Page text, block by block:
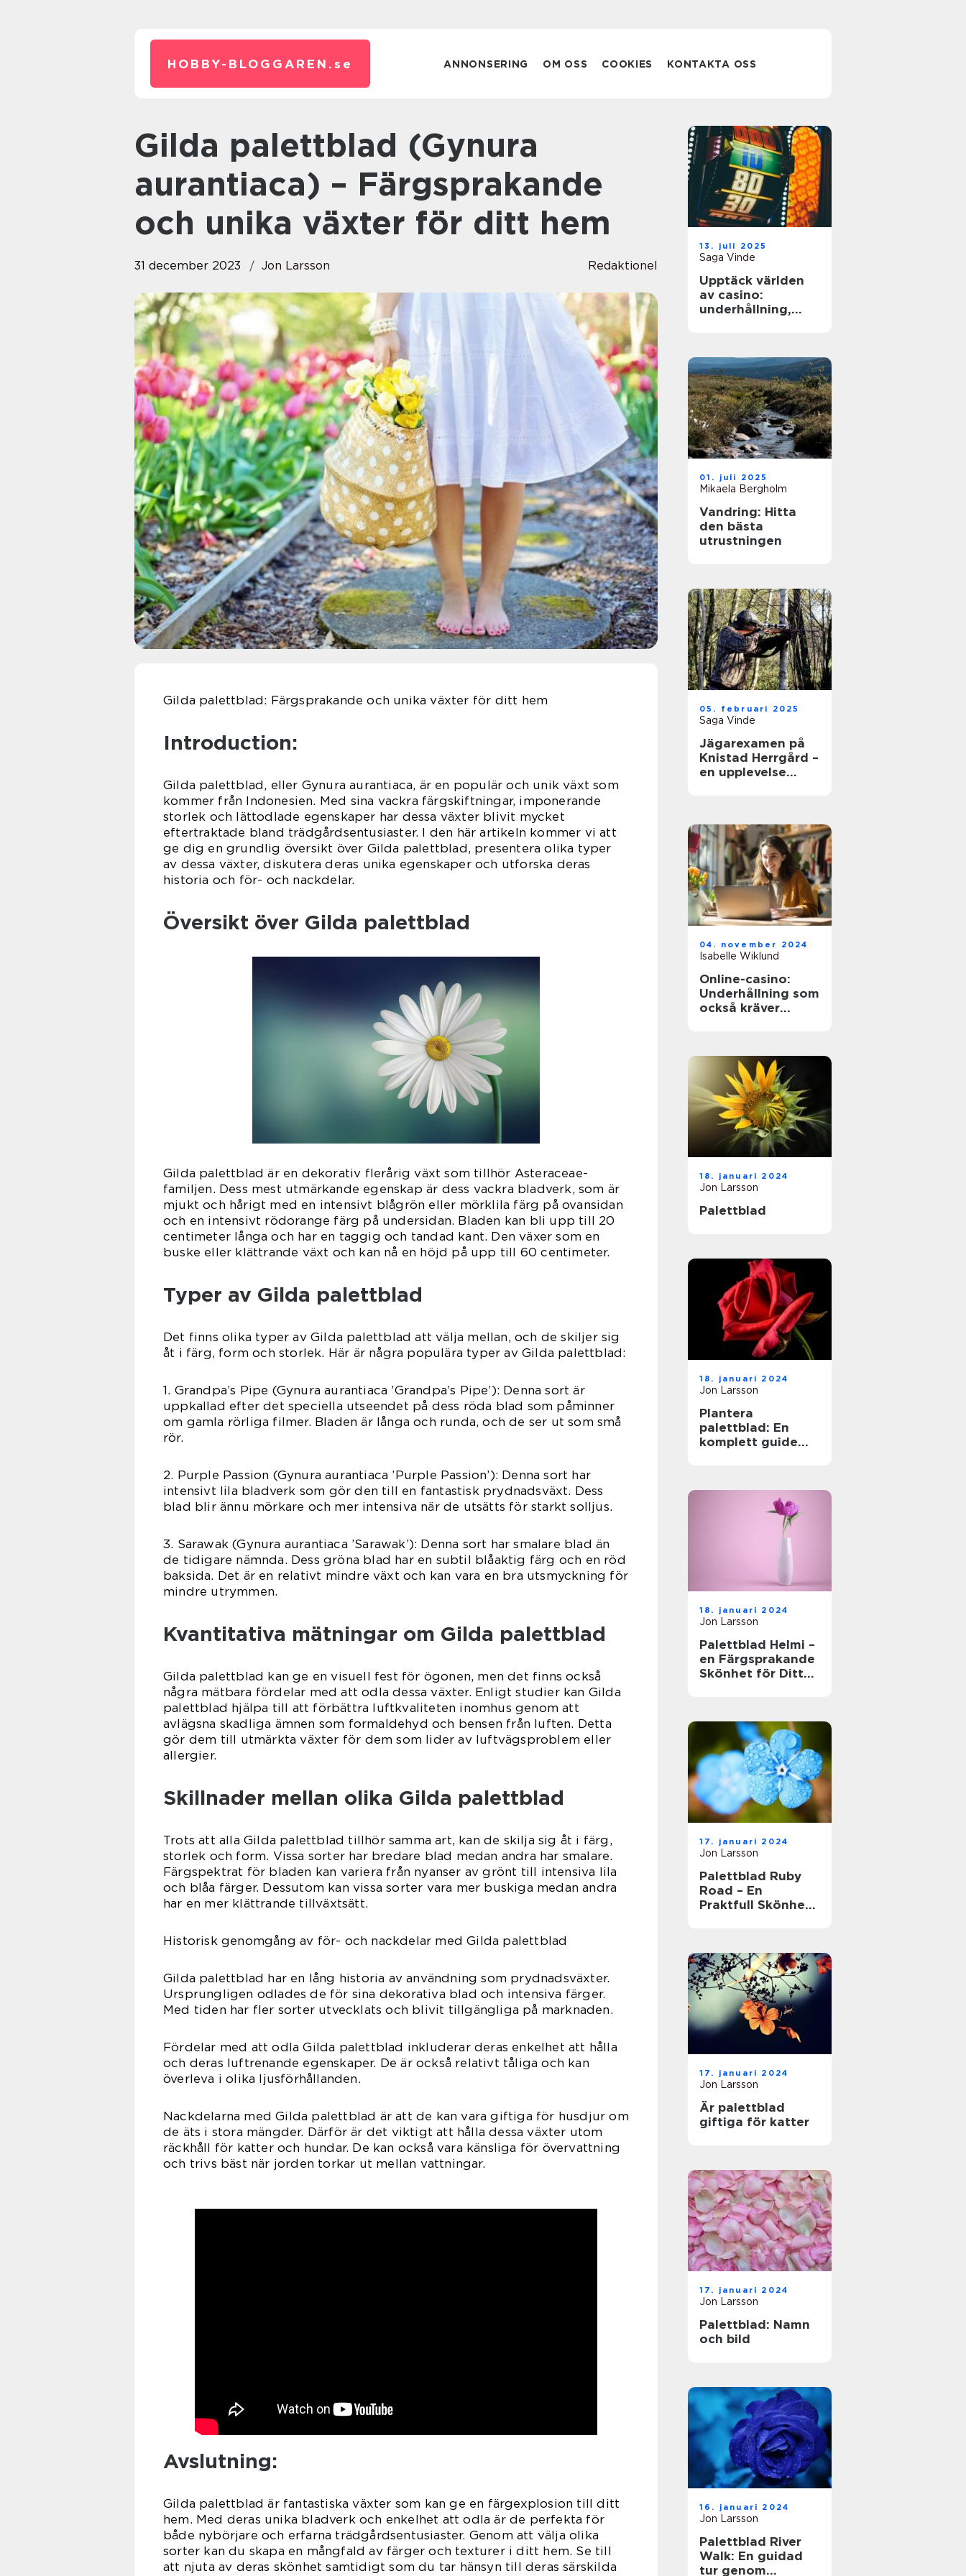
HOBBY-BLOGGAREN. se ANNONSERING OM OSS COOKIES KONTAKTA OSS
Gilda palettblad (Gynura
aurantiaca) – Färgsprakande
och unika växter för ditt hem
31 december 2023 Jon Larsson Redaktionel
Gilda palettblad: Färgsprakande och unika växter för ditt hem
Introduction:
Gilda palettblad, eller Gynura aurantiaca, är en populär och unik växt som
kommer från Indonesien. Med sina vackra färgskiftningar, imponerande
storlek och lättodlade egenskaper har dessa växter blivit mycket
eftertraktade bland trädgårdsentusiaster. I den här artikeln kommer vi att
ge dig en grundlig översikt över Gilda palettblad, presentera olika typer
av dessa växter, diskutera deras unika egenskaper och utforska deras
historia och för- och nackdelar.
Översikt över Gilda palettblad
Gilda palettblad är en dekorativ flerårig växt som tillhör Asteraceae-
familjen. Dess mest utmärkande egenskap är dess vackra bladverk, som är
mjukt och hårigt med en intensivt blågrön eller mörklila färg på ovansidan
och en intensivt rödorange färg på undersidan. Bladen kan bli upp till 20
centimeter långa och har en taggig och tandad kant. Den växer som en
buske eller klättrande växt och kan nå en höjd på upp till 60 centimeter.
Typer av Gilda palettblad
Det finns olika typer av Gilda palettblad att välja mellan, och de skiljer sig
åt i färg, form och storlek. Här är några populära typer av Gilda palettblad:
1. Grandpa’s Pipe (Gynura aurantiaca ’Grandpa’s Pipe’): Denna sort är
uppkallad efter det speciella utseendet på dess röda blad som påminner
om gamla rörliga filmer. Bladen är långa och runda, och de ser ut som små
rör.
2. Purple Passion (Gynura aurantiaca ’Purple Passion’): Denna sort har
intensivt lila bladverk som gör den till en fantastisk prydnadsväxt. Dess
blad blir ännu mörkare och mer intensiva när de utsätts för starkt solljus.
3. Sarawak (Gynura aurantiaca ’Sarawak’): Denna sort har smalare blad än
de tidigare nämnda. Dess gröna blad har en subtil blåaktig färg och en röd
baksida. Det är en relativt mindre växt och kan vara en bra utsmyckning för
mindre utrymmen.
Kvantitativa mätningar om Gilda palettblad
Gilda palettblad kan ge en visuell fest för ögonen, men det finns också
några mätbara fördelar med att odla dessa växter. Enligt studier kan Gilda
palettblad hjälpa till att förbättra luftkvaliteten inomhus genom att
avlägsna skadliga ämnen som formaldehyd och bensen från luften. Detta
gör dem till utmärkta växter för dem som lider av luftvägsproblem eller
allergier.
Skillnader mellan olika Gilda palettblad
Trots att alla Gilda palettblad tillhör samma art, kan de skilja sig åt i färg,
storlek och form. Vissa sorter har bredare blad medan andra har smalare.
Färgspektrat för bladen kan variera från nyanser av grönt till intensiva lila
och blåa färger. Dessutom kan vissa sorter vara mer buskiga medan andra
har en mer klättrande tillväxtsätt.
Historisk genomgång av för- och nackdelar med Gilda palettblad
Gilda palettblad har en lång historia av användning som prydnadsväxter.
Ursprungligen odlades de för sina dekorativa blad och intensiva färger.
Med tiden har fler sorter utvecklats och blivit tillgängliga på marknaden.
Fördelar med att odla Gilda palettblad inkluderar deras enkelhet att hålla
och deras luftrenande egenskaper. De är också relativt tåliga och kan
överleva i olika ljusförhållanden.
Nackdelarna med Gilda palettblad är att de kan vara giftiga för husdjur om
de äts i stora mängder. Därför är det viktigt att hålla dessa växter utom
räckhåll för katter och hundar. De kan också vara känsliga för övervattning
och trivs bäst när jorden torkar ut mellan vattningar.
Avslutning:
Gilda palettblad är fantastiska växter som kan ge en färgexplosion till ditt
hem. Med deras unika bladverk och enkelhet att odla är de perfekta för
både nybörjare och erfarna trädgårdsentusiaster. Genom att välja olika
sorter kan du skapa en mångfald av färger och texturer i ditt hem. Se till
att njuta av deras skönhet samtidigt som du tar hänsyn till deras särskilda
13. juli 2025
Saga Vinde
Upptäck världen
av casino:
underhållning,
01. juli 2025
Mikaela Bergholm
Vandring: Hitta
den bästa
utrustningen
05. februari 2025
Saga Vinde
Jägarexamen på
Knistad Herrgård –
en upplevelse
04. november 2024
Isabelle Wiklund
Online-casino:
Underhållning som
också kräver
18. januari 2024
Jon Larsson
Palettblad
18. januari 2024
Jon Larsson
Plantera
palettblad: En
komplett guide
18. januari 2024
Jon Larsson
Palettblad Helmi –
en Färgsprakande
Skönhet för Ditt
17. januari 2024
Jon Larsson
Palettblad Ruby
Road – En
Praktfull Skönhet
17. januari 2024
Jon Larsson
Är palettblad
giftiga för katter
17. januari 2024
Jon Larsson
Palettblad: Namn
och bild
16. januari 2024
Jon Larsson
Palettblad River
Walk: En guidad
tur genom